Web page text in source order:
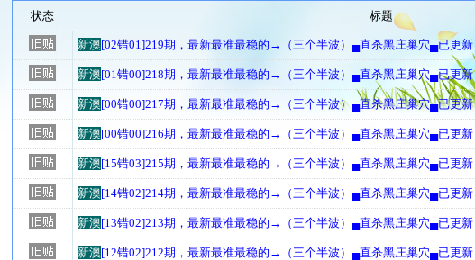
状态 标题
新澳[02错01]219期，最新最准最稳的→（三个半波）▄直杀黑庄巢穴▄已更新
新澳[01错00]218期，最新最准最稳的→（三个半波）▄直杀黑庄巢穴▄已更新
新澳[00错00]217期，最新最准最稳的→（三个半波）▄直杀黑庄巢穴▄已更新
新澳[00错00]216期，最新最准最稳的→（三个半波）▄直杀黑庄巢穴▄已更新
新澳[15错03]215期，最新最准最稳的→（三个半波）▄直杀黑庄巢穴▄已更新
新澳[14错02]214期，最新最准最稳的→（三个半波）▄直杀黑庄巢穴▄已更新
新澳[13错02]213期，最新最准最稳的→（三个半波）▄直杀黑庄巢穴▄已更新
新澳[12错02]212期，最新最准最稳的→（三个半波）▄直杀黑庄巢穴▄已更新